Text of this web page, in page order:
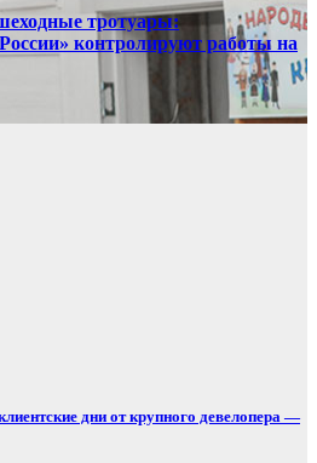
тротуары:
контролируют работы на
дни от крупного девелопера —